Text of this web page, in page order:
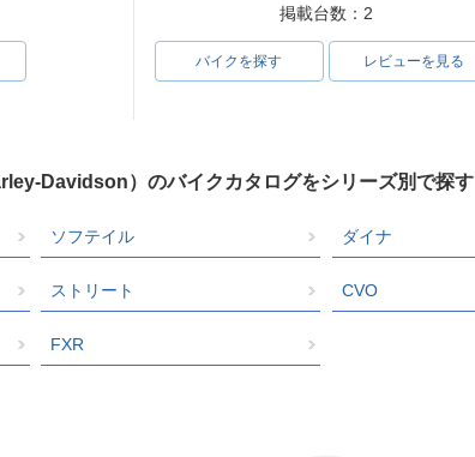
掲載台数：2
バイクを探す レビューを見る
Davidson）のバイクカタログをシリーズ別で探す
ソフテイル ダイナ
ストリート CVO
FXR